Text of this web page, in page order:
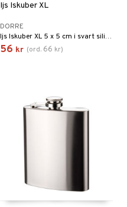
Ijs Iskuber XL
DORRE
Ijs Iskuber XL 5 x 5 cm i svart silikon.
56 kr (ord. 66 kr)